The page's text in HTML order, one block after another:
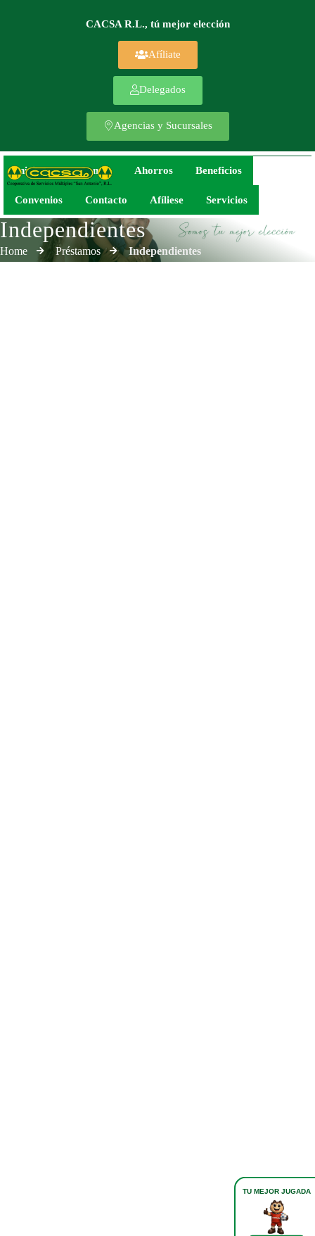
CACSA R.L., tú mejor elección
Afíliate
Delegados
Agencias y Sucursales
Inicio Préstamos Ahorros Beneficios
Convenios Contacto Afíliese Servicios
Independientes
Home Préstamos Independientes
TU MEJOR JUGADA